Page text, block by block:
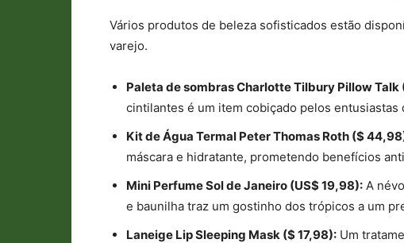
Vários produtos de beleza sofisticados estão
varejo.
Paleta de sombras Charlotte Tilbury Pillow
cintilantes é um item cobiçado pelos entusiastas
Kit de Água Termal Peter Thomas Roth ($
máscara e hidratante, prometendo benefícios
Mini Perfume Sol de Janeiro (US$ 19,98): A
e baunilha traz um gostinho dos trópicos a um
Laneige Lip Sleeping Mask ($ 17,98): Um